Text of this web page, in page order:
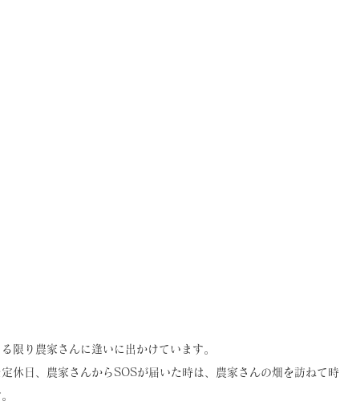
限り農家さんに逢いに出かけています。
休日、農家さんからSOSが届いた時は、農家さんの畑を訪ねて時